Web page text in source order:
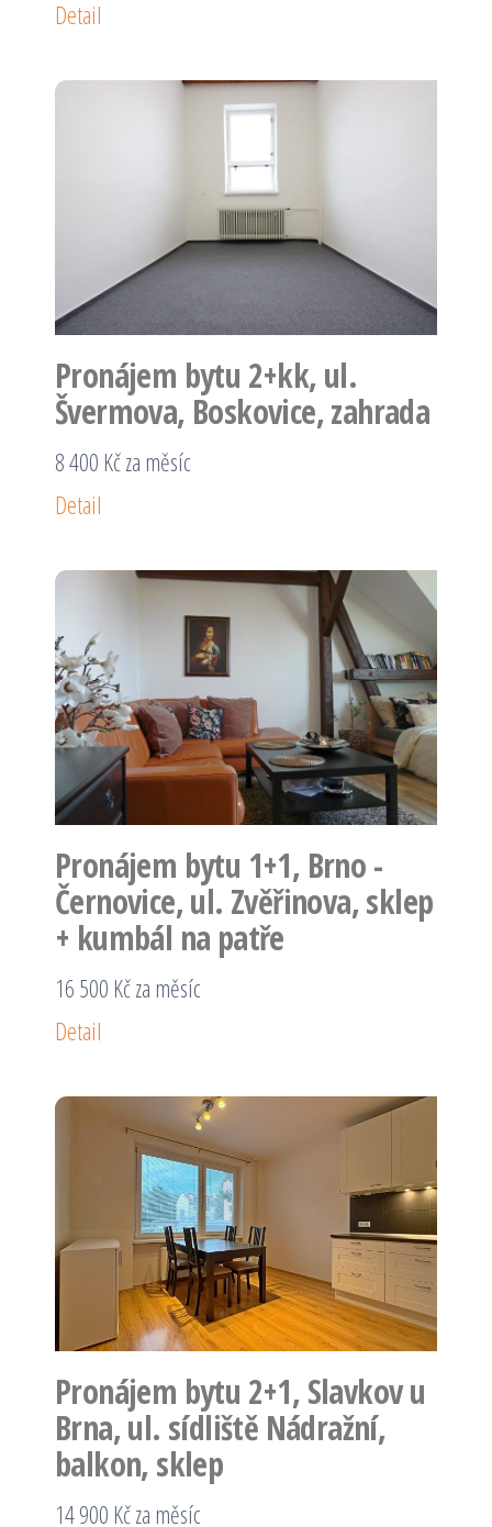
Detail
Pronájem bytu 2+kk, ul.
Švermova, Boskovice, zahrada
8 400 Kč za měsíc
Detail
Pronájem bytu 1+1, Brno -
Černovice, ul. Zvěřinova, sklep
+ kumbál na patře
16 500 Kč za měsíc
Detail
Pronájem bytu 2+1, Slavkov u
Brna, ul. sídliště Nádražní,
balkon, sklep
14 900 Kč za měsíc